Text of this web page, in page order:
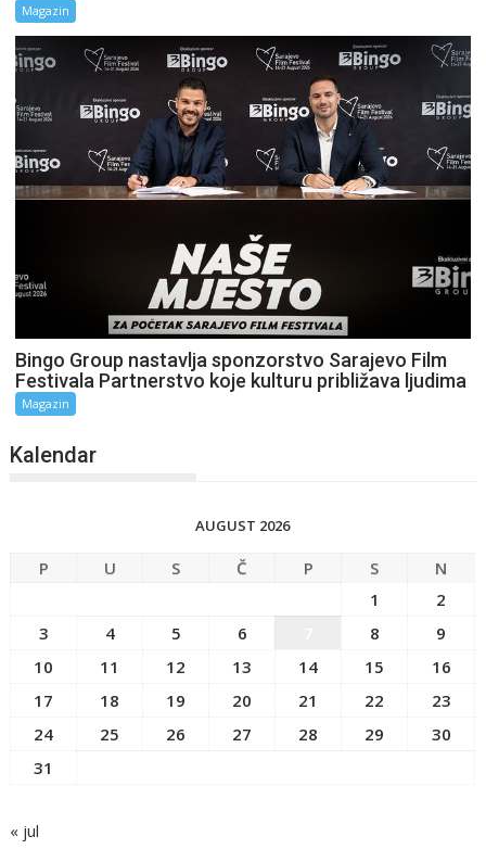
Magazin
Bingo Group nastavlja sponzorstvo Sarajevo Film
Festivala Partnerstvo koje kulturu približava ljudima
Magazin
Kalendar
AUGUST 2026
P U S Č P S
N
1
2
3
4 5 6 8
9
10
11 12 13 14 15
16
17
18 19 20 21 22
23
24
25 26 27 28 29
30
31
« jul